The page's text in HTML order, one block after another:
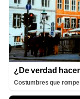
¿De verdad
Costumbres que